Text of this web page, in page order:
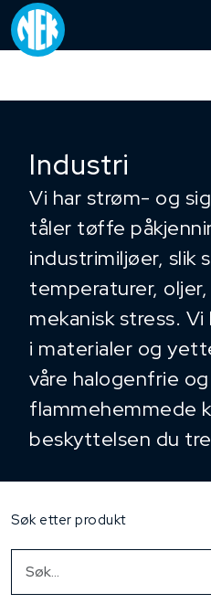
Industri
Vi har strøm- og
tåler tøffe
industrimiljøer, slik
temperaturer,
mekanisk stress.
i materialer og
våre halogenfrie og
flammehemmede
beskyttelsen du
Søk etter produkt